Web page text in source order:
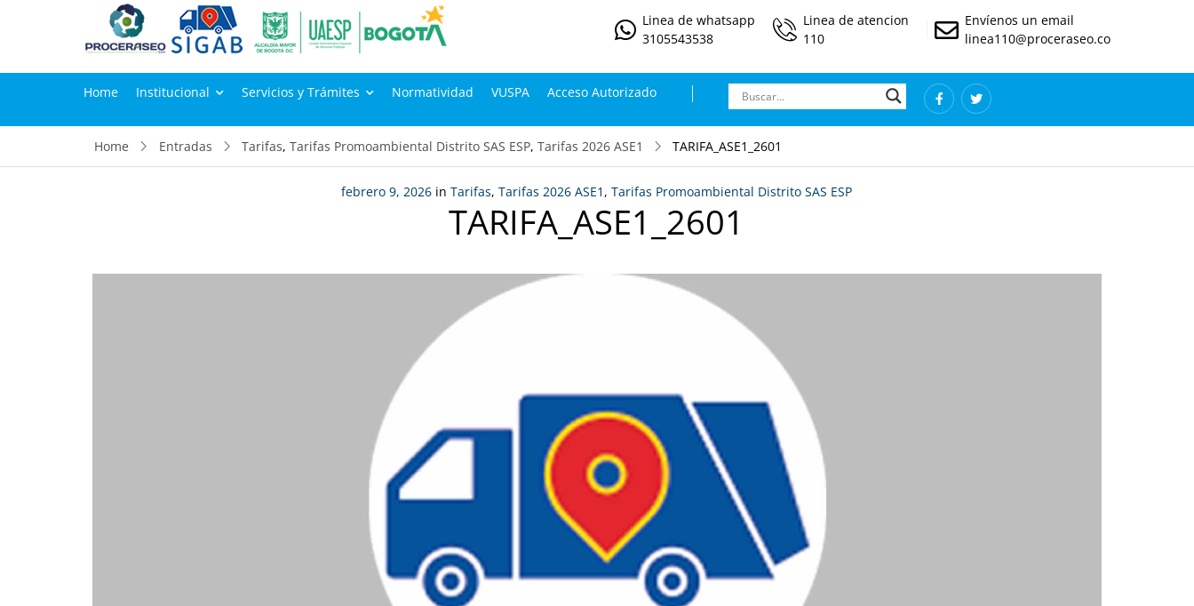
Linea de whatsapp
3105543538
Linea de atencion
110
Envíenos un email
linea110@proceraseo.co
Home Institucional Servicios y Trámites Normatividad VUSPA Acceso Autorizado
Home Entradas Tarifas,Tarifas Promoambiental Distrito SAS ESP,Tarifas 2026 ASE1 TARIFA_ASE1_2601
febrero 9, 2026 inTarifas,Tarifas 2026 ASE1 ,Tarifas Promoambiental Distrito SAS ESP
TARIFA_ASE1_2601